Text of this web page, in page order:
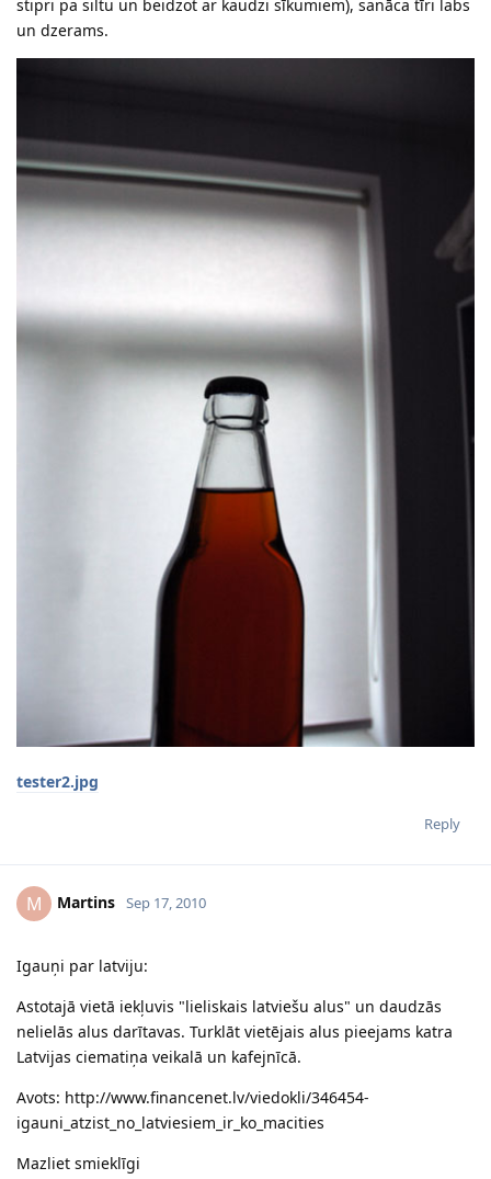
stipri pa siltu un beidzot ar kaudzi sīkumiem), sanāca tīri labs
un dzerams.
tester2.jpg
Reply
M Martins Sep 17, 2010
Igauņi par latviju:
Astotajā vietā iekļuvis "lieliskais latviešu alus" un daudzās
nelielās alus darītavas. Turklāt vietējais alus pieejams katra
Latvijas ciematiņa veikalā un kafejnīcā.
Avots: http://www.financenet.lv/viedokli/346454-
igauni_atzist_no_latviesiem_ir_ko_macities
Mazliet smieklīgi